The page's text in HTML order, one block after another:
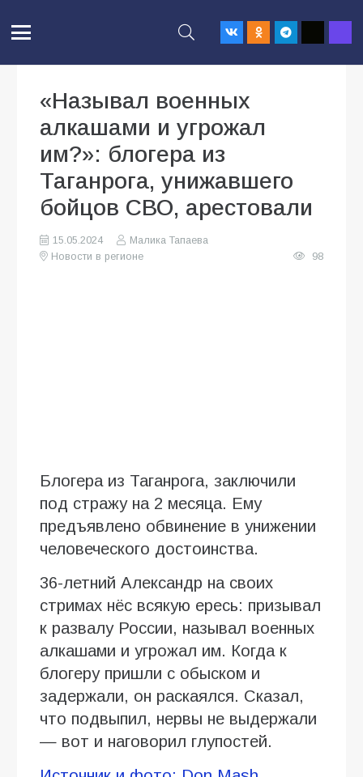
«Называл военных
алкашами и угрожал
им?»: блогера из
Таганрога, унижавшего
бойцов СВО, арестовали
15.05.2024
Малика Тапаева
Новости в регионе
98
Блогера из Таганрога, заключили
под стражу на 2 месяца. Ему
предъявлено обвинение в унижении
человеческого достоинства.
36-летний Александр на своих
стримах нëс всякую ересь: призывал
к развалу России, называл военных
алкашами и угрожал им. Когда к
блогеру пришли с обыском и
задержали, он раскаялся. Сказал,
что подвыпил, нервы не выдержали
— вот и наговорил глупостей.